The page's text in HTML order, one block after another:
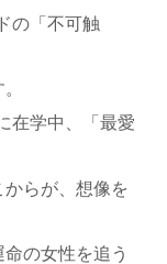
の「不可触
在学中、「最愛
らが、想像を
の女性を追う